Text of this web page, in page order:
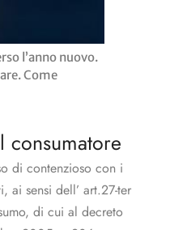
l’anno nuovo.
Come
consumatore
di contenzioso con i
ai sensi dell’ art.27-ter
di cui al decreto